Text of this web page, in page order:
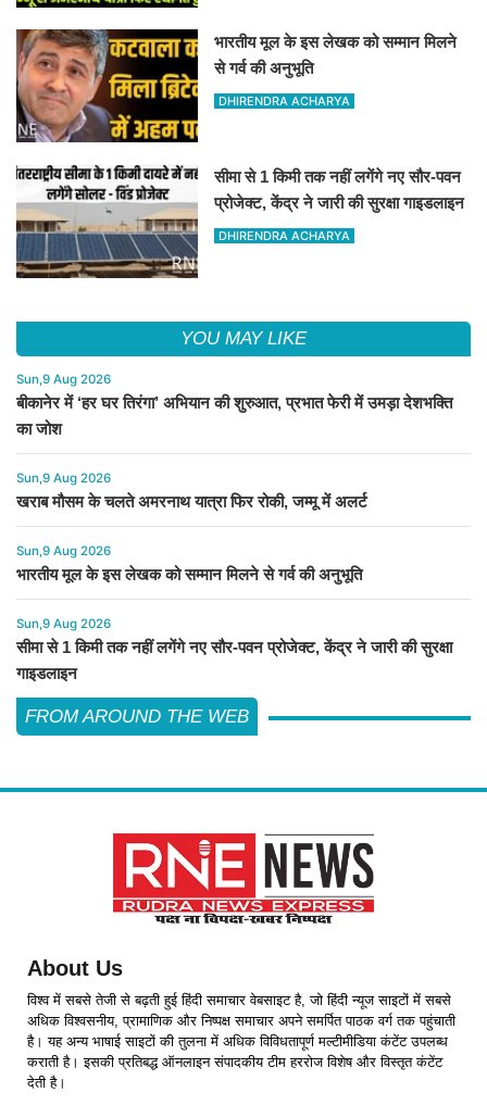
भारतीय मूल के इस लेखक को सम्मान मिलने
से गर्व की अनुभूति
DHIRENDRA ACHARYA
सीमा से 1 किमी तक नहीं लगेंगे नए सौर-पवन
प्रोजेक्ट, केंद्र ने जारी की सुरक्षा गाइडलाइन
DHIRENDRA ACHARYA
YOU MAY LIKE
Sun,9 Aug 2026
बीकानेर में ‘हर घर तिरंगा’ अभियान की शुरुआत, प्रभात फेरी में उमड़ा देशभक्ति
का जोश
Sun,9 Aug 2026
खराब मौसम के चलते अमरनाथ यात्रा फिर रोकी, जम्मू में अलर्ट
Sun,9 Aug 2026
भारतीय मूल के इस लेखक को सम्मान मिलने से गर्व की अनुभूति
Sun,9 Aug 2026
सीमा से 1 किमी तक नहीं लगेंगे नए सौर-पवन प्रोजेक्ट, केंद्र ने जारी की सुरक्षा
गाइडलाइन
FROM AROUND THE WEB
About Us
विश्व में सबसे तेजी से बढ़ती हुई हिंदी समाचार वेबसाइट है, जो हिंदी न्यूज साइटों में सबसे
अधिक विश्वसनीय, प्रामाणिक और निष्पक्ष समाचार अपने समर्पित पाठक वर्ग तक पहुंचाती
है। यह अन्य भाषाई साइटों की तुलना में अधिक विविधतापूर्ण मल्टीमीडिया कंटेंट उपलब्ध
कराती है। इसकी प्रतिबद्ध ऑनलाइन संपादकीय टीम हररोज विशेष और विस्तृत कंटेंट
देती है।